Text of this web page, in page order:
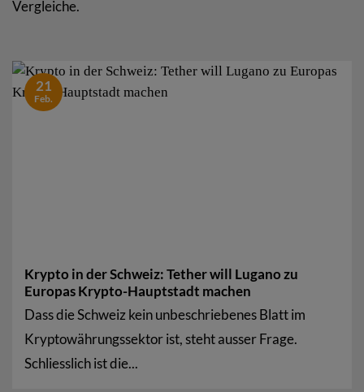
Vergleiche.
Krypto in der Schweiz: Tether will Lugano zu
Europas Krypto-Hauptstadt machen
Dass die Schweiz kein unbeschriebenes Blatt im
Kryptowährungssektor ist, steht ausser Frage.
Schliesslich ist die...
21
Feb.